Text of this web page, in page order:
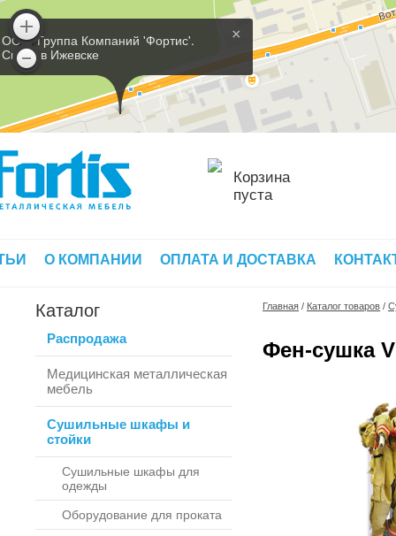
×
ООО 'Группа Компаний 'Фортис'.
Склад в Ижевске
Корзина
пуста
О КОМПАНИИ ОПЛАТА И ДОСТАВКА
Каталог
Распродажа
Медицинская металлическая
мебель
Сушильные шкафы и
стойки
Сушильные шкафы для
одежды
Оборудование для проката
Главная / Каталог товаров /
Фен-сушка